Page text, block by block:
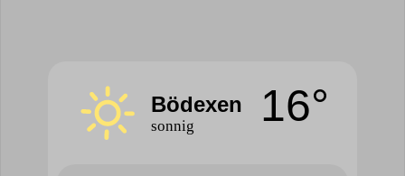
Bödexen
sonnig 16°